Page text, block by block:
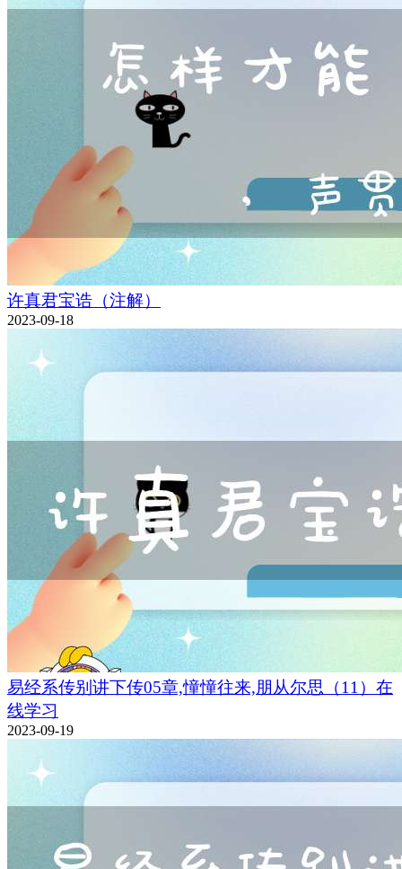
许真君宝诰（注解）
2023-09-18
易经系传别讲下传05章,憧憧往来,朋从尔思（11）在
线学习
2023-09-19